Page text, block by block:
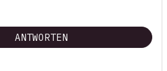
ANTWORTEN